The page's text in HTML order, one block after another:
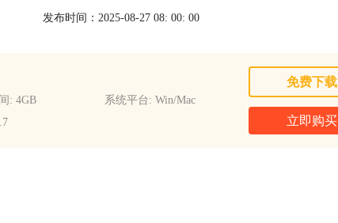
发布时间：2025-08-27 08: 00: 00
: 4GB
系统平台: Win/Mac
免费下载
立即购买